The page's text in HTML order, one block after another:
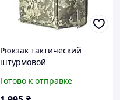
Рюкзак тактический
штурмовой
креплением Molle молле
Кордура Піксель
Готово к отправке